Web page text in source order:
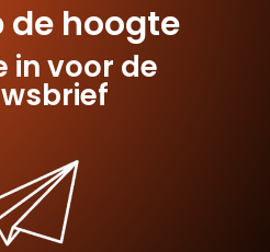
de hoogte
in voor de